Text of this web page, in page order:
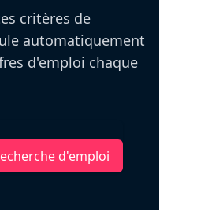
critères de
automatiquement
d'emploi chaque
d'emploi